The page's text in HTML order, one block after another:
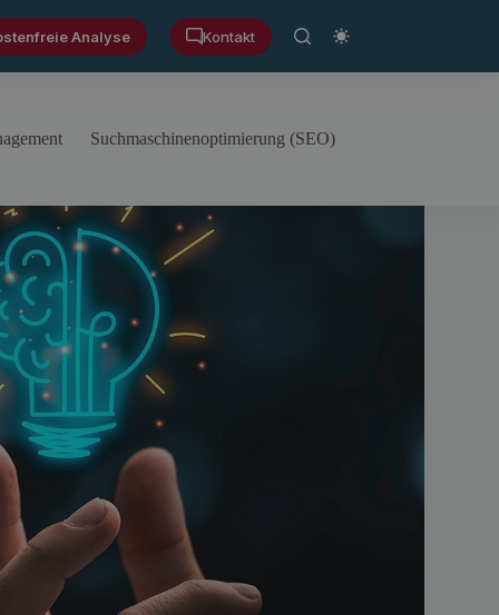
Analyse Kontakt
Suchmaschinenoptimierung (SEO)